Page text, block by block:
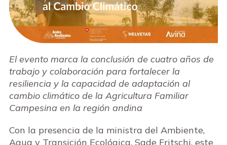
El evento marca la conclusión de cuatro años de
trabajo y colaboración para fortalecer la
resiliencia y la capacidad de adaptación al
cambio climático de la Agricultura Familiar
Campesina en la región andina
Con la presencia de la ministra del Ambiente,
Agua y Transición Ecológica, Sade Fritschi, este